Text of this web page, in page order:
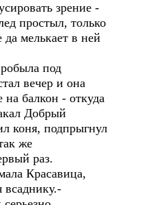
зрение -
простыл, только
да мелькает в ней
под
вечер и она
балкон - откуда
Добрый
коня, подпрыгнул
же
раз.
Красавица,
всаднику.-